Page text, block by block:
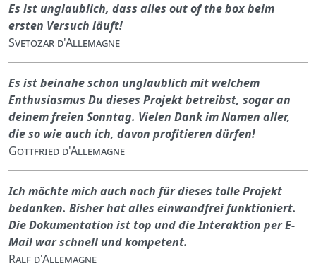
Es ist unglaublich, dass alles out of the box beim
ersten Versuch läuft!
Svetozar d'Allemagne
Es ist beinahe schon unglaublich mit welchem
Enthusiasmus Du dieses Projekt betreibst, sogar an
deinem freien Sonntag. Vielen Dank im Namen aller,
die so wie auch ich, davon profitieren dürfen!
Gottfried d'Allemagne
Ich möchte mich auch noch für dieses tolle Projekt
bedanken. Bisher hat alles einwandfrei funktioniert.
Die Dokumentation ist top und die Interaktion per E-
Mail war schnell und kompetent.
Ralf d'Allemagne